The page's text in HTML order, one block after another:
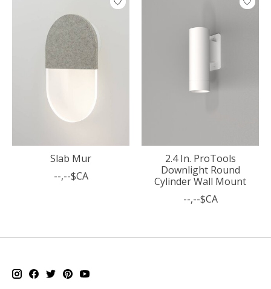
Slab Mur
--,--$CA
2.4 In. ProTools
Downlight Round
Cylinder Wall Mount
--,--$CA